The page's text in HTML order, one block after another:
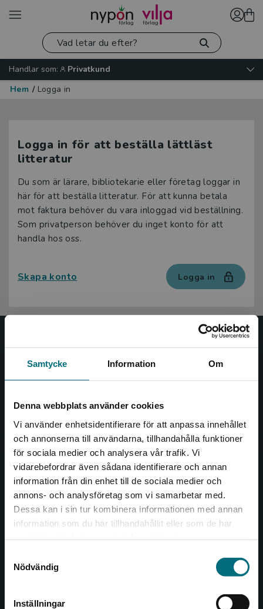
Samtycke Information Om
Denna webbplats använder cookies
Vi använder enhetsidentifierare för att anpassa innehållet
och annonserna till användarna, tillhandahålla funktioner
för sociala medier och analysera vår trafik. Vi
vidarebefordrar även sådana identifierare och annan
information från din enhet till de sociala medier och
annons- och analysföretag som vi samarbetar med.
Dessa kan i sin tur kombinera informationen med annan
information som du har tillhandahållit eller som de har
Nödvändig
Inställningar
Begränsad fraktregion
Det verkar som att du besöker
Sverige. För att kunna slutföra ett köp måste
Handlar som:
Privatkund
Hem / Logga in
Logga in för att beställa lättläst
litteratur
Du som är lärare, bibliotekarie eller företag loggar in
här för att beställa litteratur. För att kunna betala
mot faktura behöver du vara inloggad vid beställning.
Som privatperson behöver du inget konto för att
handla hos oss.
Skapa konto Logga in
Nypon och Vilja
Nypon och Vilja förlag ger ut böcker som väcker läslust
såväl barn som vuxna.
Nypon och Vilja förlag är en del av Studentlitteratur.
Kontakta oss
Kontakta oss
046-31 20 00
Box 141
Besöksadress:
Åkergränden 1